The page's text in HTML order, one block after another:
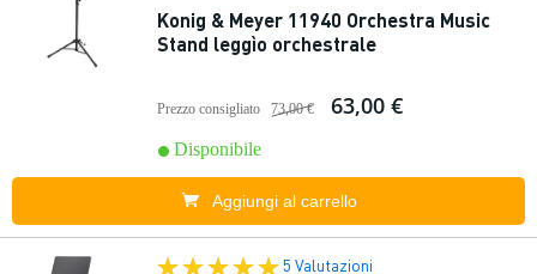
Konig & Meyer 11940 Orchestra Music
Stand leggìo orchestrale
Prezzo consigliato 73,00 € 63,00 €
Disponibile
Aggiungi al carrello
5 Valutazioni